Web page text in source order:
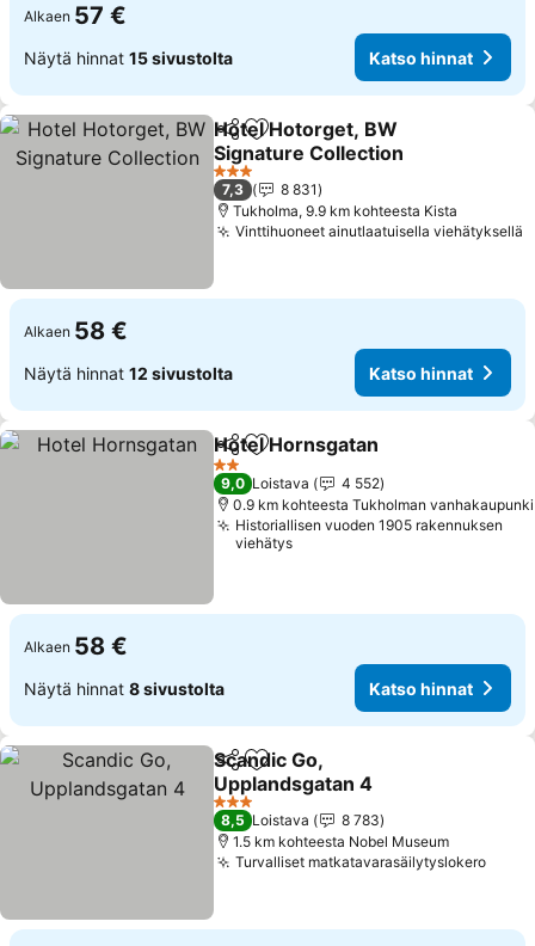
Alkaen 57 €
Näytä hinnat 15 sivustolta Katso hinnat
Jaa Lisää suosikkeihin
Hotel Hotorget, BW
Signature Collection
3 Tähtiluokitus
7,3
8 831
Tukholma, 9.9 km kohteesta Kista
Vinttihuoneet ainutlaatuisella viehätyksellä
Alkaen 58 €
Näytä hinnat 12 sivustolta Katso hinnat
Jaa Lisää suosikkeihin
Hotel Hornsgatan
2 Tähtiluokitus
9,0 Loistava
4 552
0.9 km kohteesta Tukholman vanhakaupunki
Historiallisen vuoden 1905 rakennuksen
viehätys
Alkaen 58 €
Näytä hinnat 8 sivustolta Katso hinnat
Jaa Lisää suosikkeihin
Scandic Go,
Upplandsgatan 4
3 Tähtiluokitus
8,5 Loistava
8 783
1.5 km kohteesta Nobel Museum
Turvalliset matkatavarasäilytyslokero